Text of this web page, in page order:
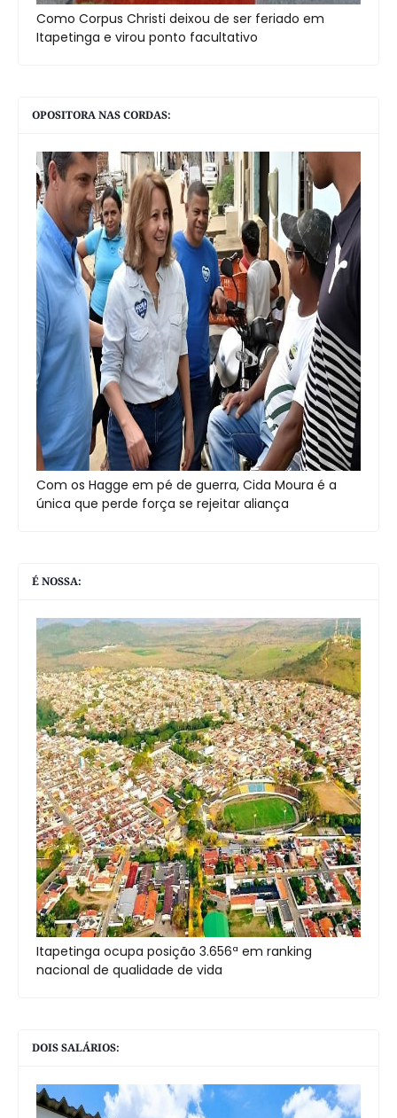
Como Corpus Christi deixou de ser feriado em
Itapetinga e virou ponto facultativo
OPOSITORA NAS CORDAS:
Com os Hagge em pé de guerra, Cida Moura é a
única que perde força se rejeitar aliança
É NOSSA:
Itapetinga ocupa posição 3.656ª em ranking
nacional de qualidade de vida
DOIS SALÁRIOS: